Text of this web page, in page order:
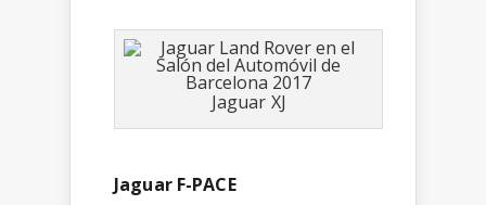
Jaguar XJ
Jaguar F-PACE